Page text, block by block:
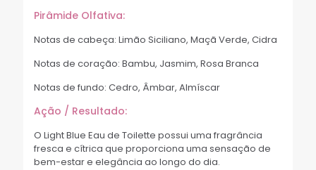
Pirâmide Olfativa:
Notas de cabeça: Limão Siciliano, Maçã Verde, Cidra
Notas de coração: Bambu, Jasmim, Rosa Branca
Notas de fundo: Cedro, Âmbar, Almíscar
Ação / Resultado:
O Light Blue Eau de Toilette possui uma fragrância
fresca e cítrica que proporciona uma sensação de
bem-estar e elegância ao longo do dia.